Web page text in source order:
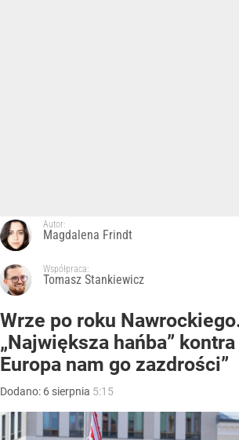
Autor:
Magdalena Frindt
Współpraca:
Tomasz Stankiewicz
Wrze po roku
„Największa hańba” kontra
Europa nam go zazdrości”
Dodano: 6 sierpnia 5:15